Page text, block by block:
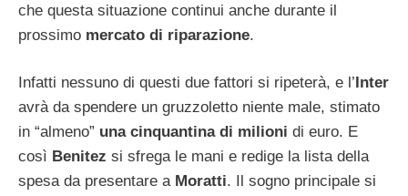
che questa situazione continui anche durante il
prossimo mercato di riparazione.
Infatti nessuno di questi due fattori si ripeterà, e l’ Inter
avrà da spendere un gruzzoletto niente male, stimato
in “almeno” una cinquantina di milioni di euro. E
così Benitez si sfrega le mani e redige la lista della
spesa da presentare a Moratti. Il sogno principale si